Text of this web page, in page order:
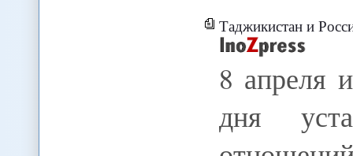
Таджикистан и
8 апреля
дня